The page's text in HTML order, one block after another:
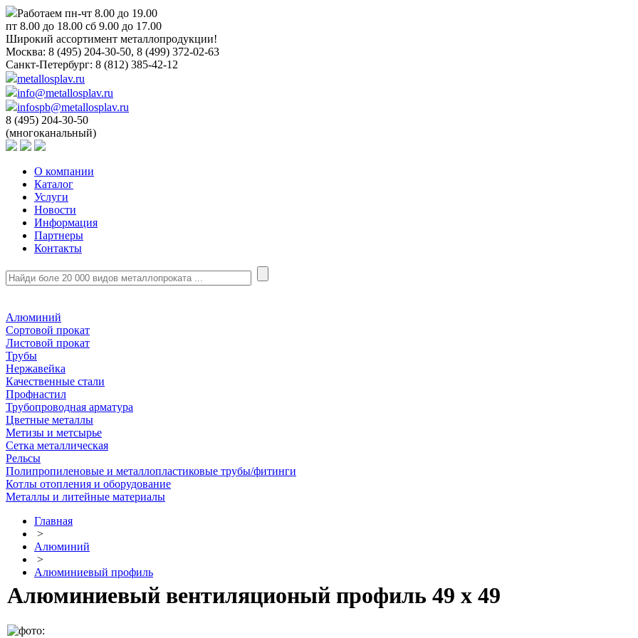
Работаем пн-чт 8.00 до 19.00
пт 8.00 до 18.00 сб 9.00 до 17.00
Широкий ассортимент металлопродукции!
Москва: 8 (495) 204-30-50, 8 (499) 372-02-63
Санкт-Петербург: 8 (812) 385-42-12
metallosplav.ru
info@metallosplav.ru
infospb@metallosplav.ru
8 (495) 204-30-50
(многоканальный)
О компании
Каталог
Услуги
Новости
Информация
Партнеры
Контакты
Алюминий
Сортовой прокат
Листовой прокат
Трубы
Нержавейка
Качественные стали
Профнастил
Трубопроводная арматура
Цветные металлы
Метизы и метсырье
Сетка металлическая
Рельсы
Полипропиленовые и металлопластиковые трубы/фитинги
Котлы отопления и оборудование
Металлы и литейные материалы
Главная
>
Алюминий
>
Алюминиевый профиль
Алюминиевый вентиляционый профиль 49 х 49